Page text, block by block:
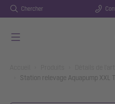
Chercher
Station relevage Aquapump XXL